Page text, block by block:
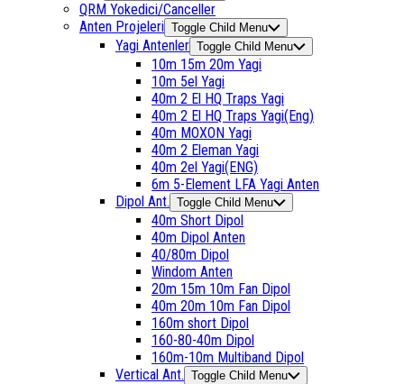
QRM Yokedici/Canceller
Anten Projeleri Toggle Child Menu
Yagi Antenler Toggle Child Menu
10m 15m 20m Yagi
10m 5el Yagi
40m 2 El HQ Traps Yagi
40m 2 El HQ Traps Yagi(Eng)
40m MOXON Yagi
40m 2 Eleman Yagi
40m 2el Yagi(ENG)
6m 5-Element LFA Yagi Anten
Dipol Ant. Toggle Child Menu
40m Short Dipol
40m Dipol Anten
40/80m Dipol
Windom Anten
20m 15m 10m Fan Dipol
40m 20m 10m Fan Dipol
160m short Dipol
160-80-40m Dipol
160m-10m Multiband Dipol
Vertical Ant. Toggle Child Menu